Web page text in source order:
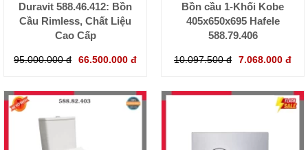
Duravit 588.46.412: Bồn
Cầu Rimless, Chất Liệu
Cao Cấp
95.000.000 đ 66.500.000 đ
Bồn cầu 1-Khối Kobe
405x650x695 Hafele
588.79.406
10.097.500 đ 7.068.000 đ